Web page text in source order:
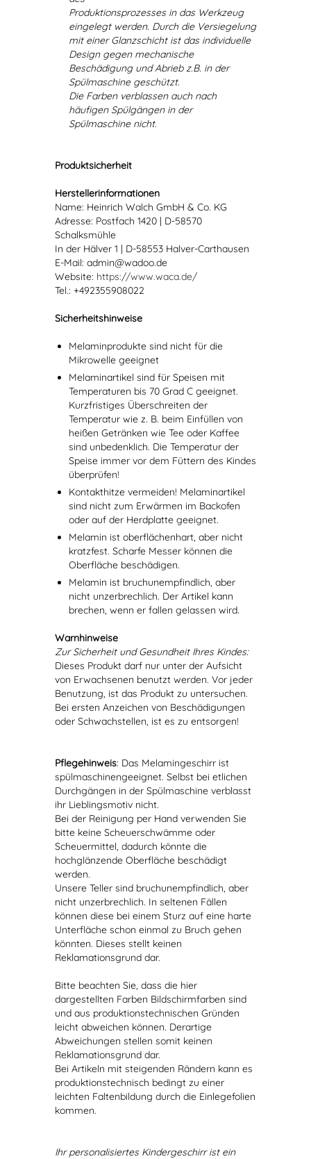
Produktionsprozesses in das Werkzeug
eingelegt werden. Durch die Versiegelung
mit einer Glanzschicht ist das individuelle
Design gegen mechanische
Beschädigung und Abrieb z.B. in der
Spülmaschine geschützt.
Die Farben verblassen auch nach
häufigen Spülgängen in der
Spülmaschine nicht.
Produktsicherheit
Herstellerinformationen
Name: Heinrich Walch GmbH & Co. KG
Adresse: Postfach 1420 | D-58570
Schalksmühle
In der Hälver 1 | D-58553 Halver-Carthausen
E-Mail: admin@wadoo.de
Website: https://www.waca.de/
Tel.: +492355908022
Sicherheitshinweise
Melaminprodukte sind nicht für die
Mikrowelle geeignet
Melaminartikel sind für Speisen mit
Temperaturen bis 70 Grad C geeignet.
Kurzfristiges Überschreiten der
Temperatur wie z. B. beim Einfüllen von
heißen Getränken wie Tee oder Kaffee
sind unbedenklich. Die Temperatur der
Speise immer vor dem Füttern des Kindes
überprüfen!
Kontakthitze vermeiden! Melaminartikel
sind nicht zum Erwärmen im Backofen
oder auf der Herdplatte geeignet.
Melamin ist oberflächenhart, aber nicht
kratzfest. Scharfe Messer können die
Oberfläche beschädigen.
Melamin ist bruchunempfindlich, aber
nicht unzerbrechlich. Der Artikel kann
brechen, wenn er fallen gelassen wird.
Warnhinweise
Zur Sicherheit und Gesundheit Ihres Kindes:
Dieses Produkt darf nur unter der Aufsicht
von Erwachsenen benutzt werden. Vor jeder
Benutzung, ist das Produkt zu untersuchen.
Bei ersten Anzeichen von Beschädigungen
oder Schwachstellen, ist es zu entsorgen!
Pflegehinweis: Das Melamingeschirr ist
spülmaschinengeeignet. Selbst bei etlichen
Durchgängen in der Spülmaschine verblasst
ihr Lieblingsmotiv nicht.
Bei der Reinigung per Hand verwenden Sie
bitte keine Scheuerschwämme oder
Scheuermittel, dadurch könnte die
hochglänzende Oberfläche beschädigt
werden.
Unsere Teller sind bruchunempfindlich, aber
nicht unzerbrechlich. In seltenen Fällen
können diese bei einem Sturz auf eine harte
Unterfläche schon einmal zu Bruch gehen
könnten. Dieses stellt keinen
Reklamationsgrund dar.
Bitte beachten Sie, dass die hier
dargestellten Farben Bildschirmfarben sind
und aus produktionstechnischen Gründen
leicht abweichen können. Derartige
Abweichungen stellen somit keinen
Reklamationsgrund dar.
Bei Artikeln mit steigenden Rändern kann es
produktionstechnisch bedingt zu einer
leichten Faltenbildung durch die Einlegefolien
kommen.
Ihr personalisiertes Kindergeschirr ist ein